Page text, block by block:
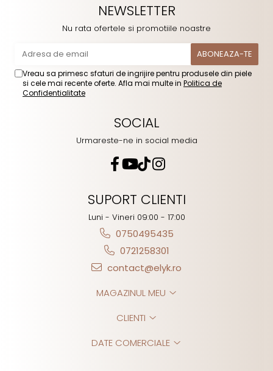
NEWSLETTER
Nu rata ofertele si promotiile noastre
Vreau sa primesc sfaturi de ingrijire pentru produsele din piele
si cele mai recente oferte. Afla mai multe in Politica de
Confidentialitate
SOCIAL
Urmareste-ne in social media
SUPORT CLIENTI
Luni - Vineri 09:00 - 17:00
0750495435
0721258301
contact@elyk.ro
MAGAZINUL MEU
CLIENTI
DATE COMERCIALE